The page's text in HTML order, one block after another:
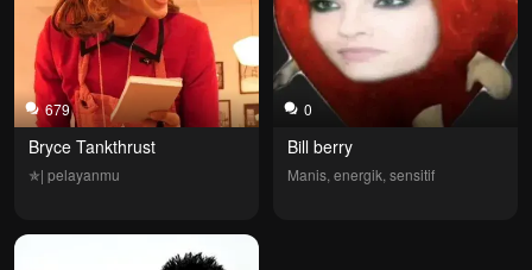
679
Bryce Tankthrust
✯| pelayanmu
0
Bill berry
Manis, energik, sensitif